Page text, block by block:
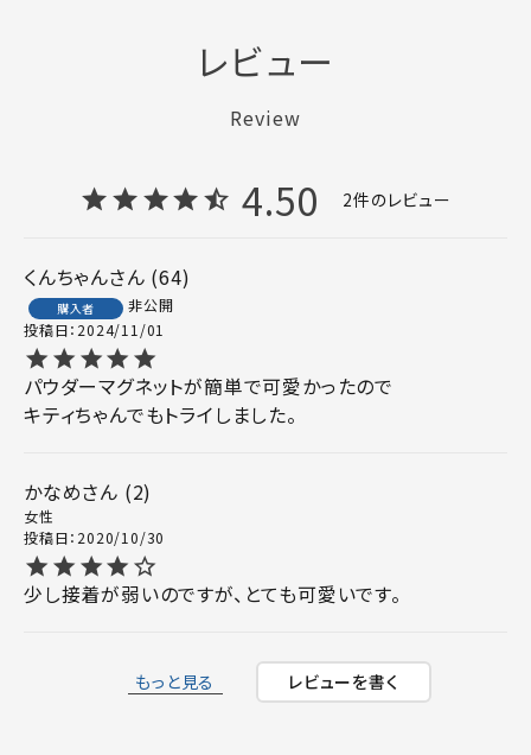
レビュー
Review
4.50 2
くんちゃん 64
購入者
非公開
投稿日 2024/11/01
パウダーマグネットが簡単で可愛かったので
キティちゃんでもトライしました。
かなめ 2
女性
投稿日 2020/10/30
少し接着が弱いのですが、とても可愛いです。
もっと見る レビューを書く